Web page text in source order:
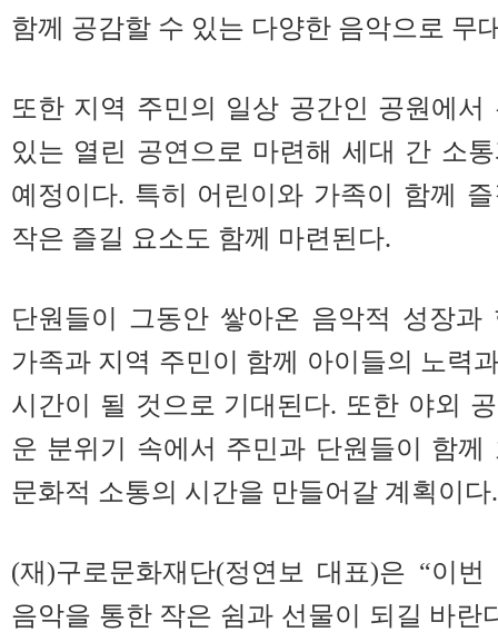
함께 공감할 수 있는 다양한 음악으로 무
또한 지역 주민의 일상 공간인 공원에
있는 열린 공연으로 마련해 세대 간 소
예정이다. 특히 어린이와 가족이 함께
작은 즐길 요소도 함께 마련된다.
단원들이 그동안 쌓아온 음악적 성장과
가족과 지역 주민이 함께 아이들의 노력
시간이 될 것으로 기대된다. 또한 야외
운 분위기 속에서 주민과 단원들이 함
문화적 소통의 시간을 만들어갈 계획이다.
(재)구로문화재단(정연보 대표)은 “이
음악을 통한 작은 쉼과 선물이 되길 바란